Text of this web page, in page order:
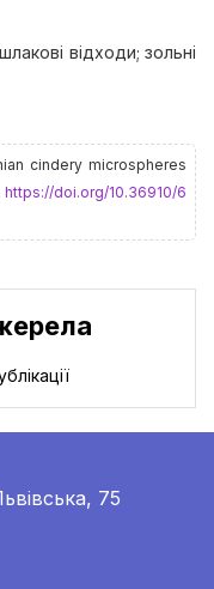
відходи; зольні
cindery microspheres
https://doi.org/10.36910/6
75